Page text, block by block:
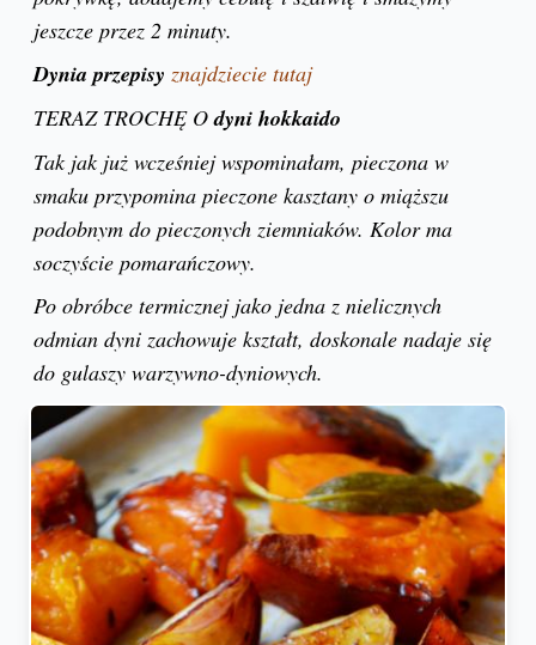
jeszcze przez 2 minuty.
Dynia przepisy znajdziecie tutaj
TERAZ TROCHĘ Odyni hokkaido
Tak jak już wcześniej wspominałam, pieczona w
smaku przypomina pieczone kasztany o miąższu
podobnym do pieczonych ziemniaków. Kolor ma
soczyście pomarańczowy.
Po obróbce termicznej jako jedna z nielicznych
odmian dyni zachowuje kształt, doskonale nadaje się
do gulaszy warzywno-dyniowych.